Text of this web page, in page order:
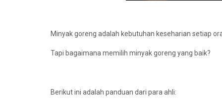
Minyak goreng adalah kebutuhan keseharian setiap
Tapi bagaimana memilih minyak goreng yang baik?
Berikut ini adalah panduan dari para ahli: